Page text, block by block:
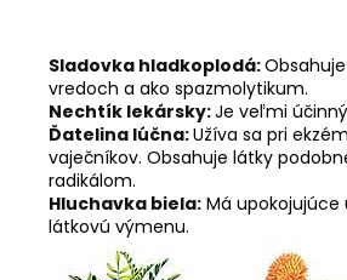
Sladovka hladkoplodá:
vredoch a ako spazmolytikum.
Nechtík lekársky:Je veľmi
Ďatelina lúčna:Užíva sa pri
vaječníkov. Obsahuje látky
radikálom.
Hluchavka biela: Má upokojujúce
látkovú výmenu.